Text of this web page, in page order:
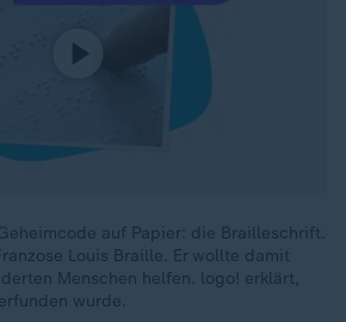
auf Papier: die Brailleschrift.
Louis Braille. Er wollte damit
Menschen helfen. logo! erklärt,
wurde.